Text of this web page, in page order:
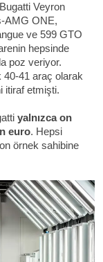
Veyron
AMG ONE,
ve 599 GTO
hepsinde
poz veriyor.
40-41 araç olarak
itiraf etmişti.
yalnızca on
euro. Hepsi
örnek sahibine